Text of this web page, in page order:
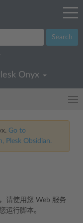
Search
Onyx
Go to
Plesk Obsidian.
请使用您 Web 服务
运行脚本。